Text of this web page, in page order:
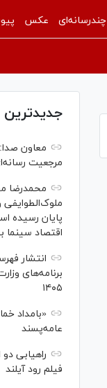
چندرسانه‌ای عکس
معاون
مرجعیت
محمدرضا
پایان رسیده
اقتصاد
انتشار
برنامه‌های
۱۴۰۵
«بامداد
عامه‌پسند
راهیابی
فیلم رود آیلند